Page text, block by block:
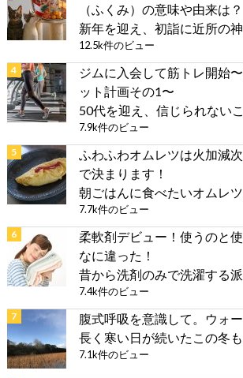
（ふくみ）の意味や由来は？
新年を迎え、初詣に近所の
12.5k件のビュー
ジムに入会して筋トレ開始
ット計画その1〜
50代を迎え、信じられない
7.9k件のビュー
ふわふわオムレツは火加減
で決まります！
朝ごはんに食べたいオムレ
7.7k件のビュー
柔軟剤デビュー！使うのと
なに違った！
昔から洗剤のみで洗濯する
7.4k件のビュー
腹式呼吸を意識して。ウォ
長く寒い日が続いたこの冬
7.1k件のビュー